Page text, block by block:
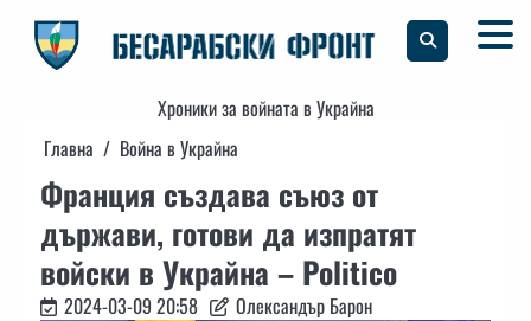
content
Хроники за войната в Украйна
Главна
Война в Украйна
Франция създава съюз от
държави, готови да изпратят
войски в Украйна – Politico
2024-03-09 20:58 Олександър Барон